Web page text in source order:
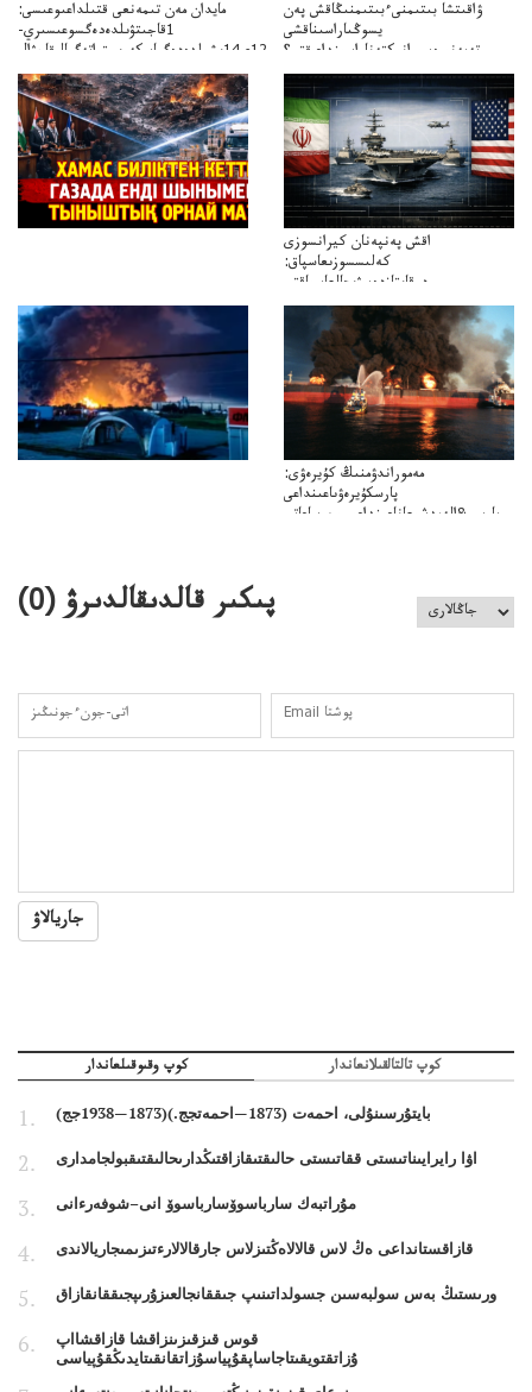
مايدان مەن تىمەنعى قتىلداعىوعىسى:
1قاجىتۋىلدەدەگسوعىسىري-
سترات12ي14ىشىلدەدەگىاسكەريستراتەگيالىقاحۋال
ۋاقىتشا بىتىمنىءبىتىمنىڭاقش پەن
يسوڭىاراسىناقشى
تەپەنىرەسيرانىكتەناراسىنداعىقتى؟
تەكەتىرەسنەلىكتەنقايتاۋشىقتى؟
اقش پەنپەنان كيرانسوزى
كەلىسسوزىعاسپاق:
دوقايتازدەسۋىجالعاسپاقتى
باسەڭدەتدوحا؟
كەزدەسۋىشيەلەنىستىباسەڭدەتەمە؟
مەموراندۋمنىڭ كۇيرەۋى:
پارسكۇيرەۋىاعىنداعى
پارسى&الەمدشىعاناعىنداعىسىن ساعاتى
پىكىر قالدىقالدىرۋ (0
)
جاريالاۋ
كوپ وقىوقىلعاندار كوپ تالتالقىلانعاندار
بايتۇرسىنۇلى، احمەت (1873—احمەتجج.)(1873—1938جج)
اۋا رايرايىناتىستى ققاتىستى حالىقتىقازاقتىڭدارىحالىقتىقبولجامدارى
مۇراتبەك سارباسوۆسارباسوۆ انى–شوفەرءانى
قازاقستانداعى ەڭ لاس قالالاەڭتىزلاس جارقالالارءتىزىمىجاريالاندى
ورىستىڭ بەس سولبەسىن جسولداتىنىپ جىققانجالعىزۇرىپجىققانقازاق
قوس قىزقىزىنزاقشا قازاقشااپ
ۇزاتقتويقىتاجاساپقۇپياسۇزاتقانقىتايدىڭقۇپياسى